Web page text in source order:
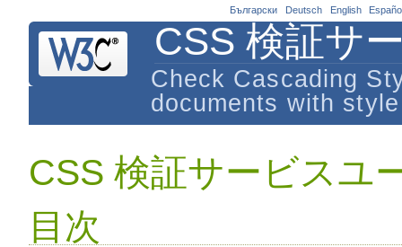
CSS 検証サ
Check Cascading
documents with
CSS 検証サービスユ
目次
Български Deutsch English